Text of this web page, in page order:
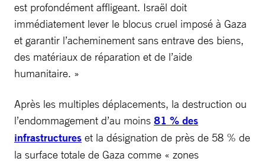
est profondément affligeant. Israël doit
immédiatement lever le blocus cruel imposé à Gaza
et garantir l’acheminement sans entrave des biens,
des matériaux de réparation et de l’aide
humanitaire. »
Après les multiples déplacements, la destruction ou
l’endommagement d’au moins 81 % des
infrastructures et la désignation de près de 58 % de
la surface totale de Gaza comme « zones